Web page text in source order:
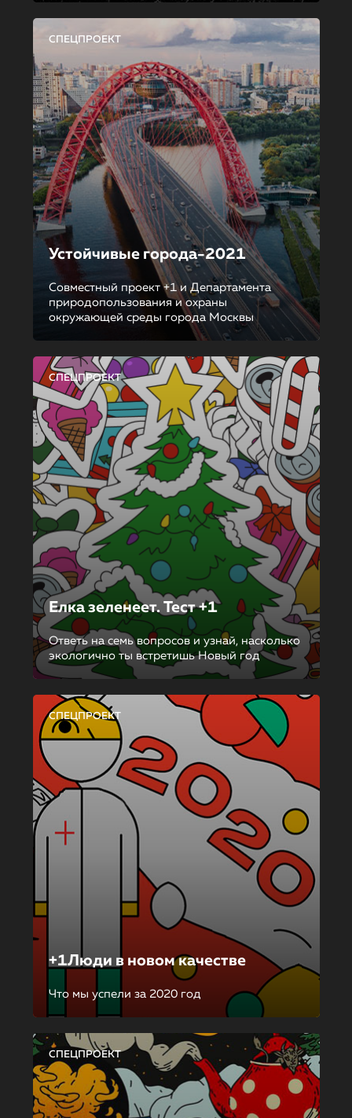
СПЕЦПРОЕКТ
Устойчивые города-2021
Совместный проект +1 и Департамента
природопользования и охраны
окружающей среды города Москвы
СПЕЦПРОЕКТ
Елка зеленеет. Тест +1
Ответь на семь вопросов и узнай, насколько
экологично ты встретишь Новый год
СПЕЦПРОЕКТ
+1Люди в новом качестве
Что мы успели за 2020 год
СПЕЦПРОЕКТ